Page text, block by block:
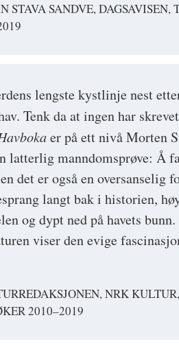
STAVA SANDVE, DAGSAVISEN,
lengste kystlinje nest
Tenk da at ingen har skrevet
er på ett nivå Morten
latterlig manndomsprøve: Å
det er også en oversanselig
langt bak i historien,
og dypt ned på havets
viser den evige
NRK
2010–2019